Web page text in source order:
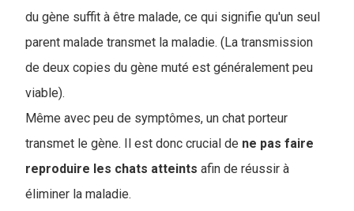
du gène suffit à être malade, ce qui signifie qu'un seul
parent malade transmet la maladie. (La transmission
de deux copies du gène muté est généralement peu
viable).
Même avec peu de symptômes, un chat porteur
transmet le gène. Il est donc crucial de ne pas faire
reproduire les chats atteints afin de réussir à
éliminer la maladie.